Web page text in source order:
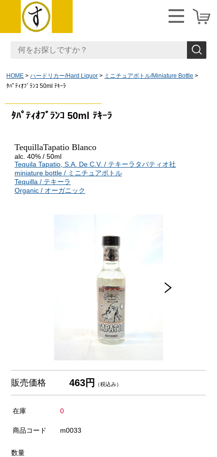
HOME ハードリカー/Hard Liquor
ミニチュアボトル/Miniature Bottle
ﾀﾊﾟﾃｨｵﾌﾞﾗﾝｺ 50ml ﾃｷｰﾗ
ﾀﾊﾟﾃｨｵﾌﾞﾗﾝｺ 50ml ﾃｷｰﾗ
TequillaTapatio Blanco
alc. 40% / 50ml
Tequila Tapatio, S.A. De C.V. / テキーラタパティオ社
miniature bottle / ミニチュアボトル
Tequilla / テキーラ
Organic / オーガニック
販売価格 463円 （税込み）
在庫 0
商品コード m0033
数量